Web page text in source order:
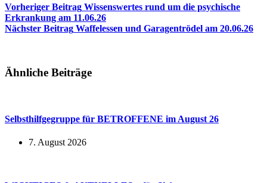
Vorheriger Beitrag Wissenswertes rund um die psychische
Erkrankung am 11.06.26
Nächster Beitrag Waffelessen und Garagentrödel am 20.06.26
Ähnliche Beiträge
Selbsthilfgegruppe für BETROFFENE im August 26
7. August 2026